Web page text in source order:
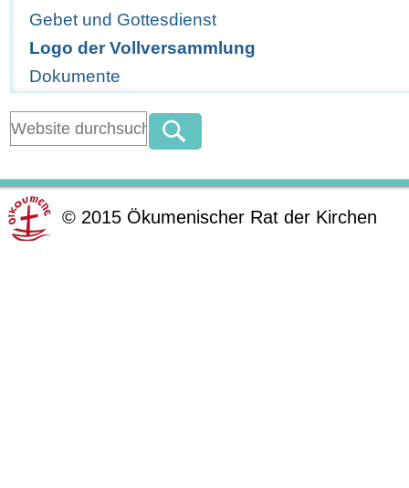
Gebet und Gottesdienst
Logo der Vollversammlung
Dokumente
© 2015 Ökumenischer Rat der Kirchen